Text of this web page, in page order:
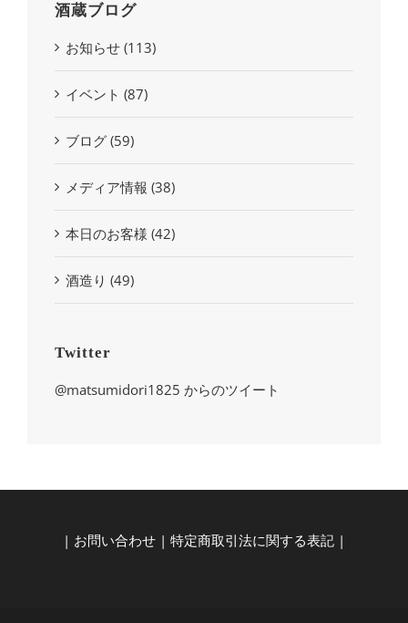
酒蔵ブログ
お知らせ (113)
イベント (87)
ブログ (59)
メディア情報 (38)
本日のお客様 (42)
酒造り (49)
Twitter
@matsumidori1825 からのツイート
| お問い合わせ | 特定商取引法に関する表記 |